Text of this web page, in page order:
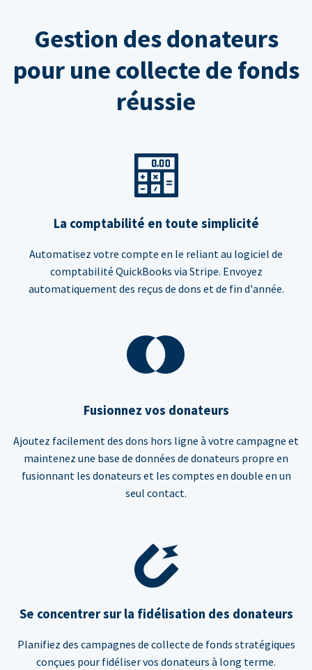
Gestion des donateurs
pour une collecte de fonds
réussie
La comptabilité en toute simplicité
Automatisez votre compte en le reliant au logiciel de
comptabilité QuickBooks via Stripe. Envoyez
automatiquement des reçus de dons et de fin d'année.
Fusionnez vos donateurs
Ajoutez facilement des dons hors ligne à votre campagne et
maintenez une base de données de donateurs propre en
fusionnant les donateurs et les comptes en double en un
seul contact.
Se concentrer sur la fidélisation des donateurs
Planifiez des campagnes de collecte de fonds stratégiques
conçues pour fidéliser vos donateurs à long terme.